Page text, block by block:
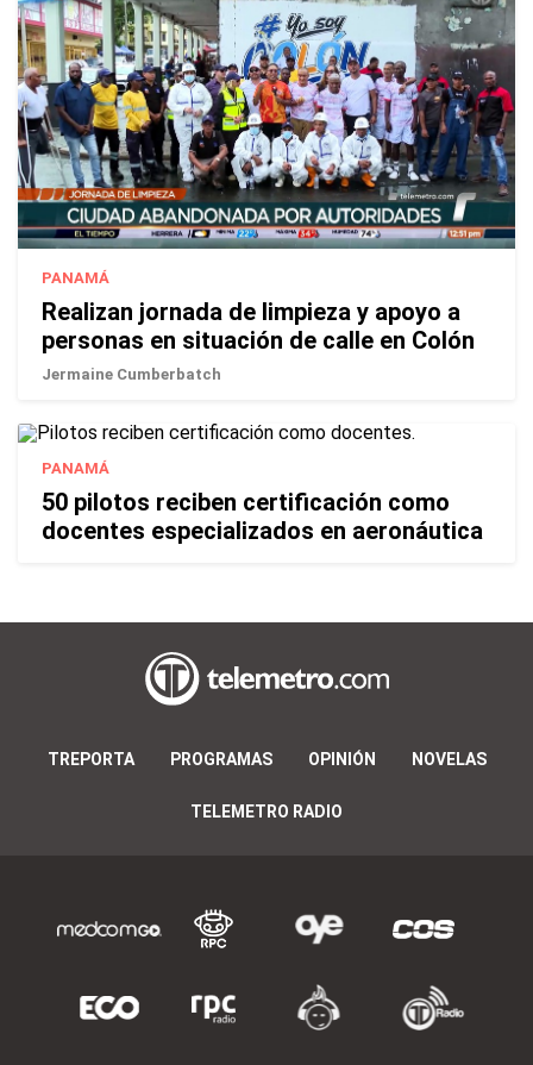
PANAMÁ
Realizan jornada de limpieza y apoyo a
personas en situación de calle en Colón
Jermaine Cumberbatch
PANAMÁ
50 pilotos reciben certificación como
docentes especializados en aeronáutica
TREPORTA PROGRAMAS OPINIÓN NOVELAS
TELEMETRO RADIO